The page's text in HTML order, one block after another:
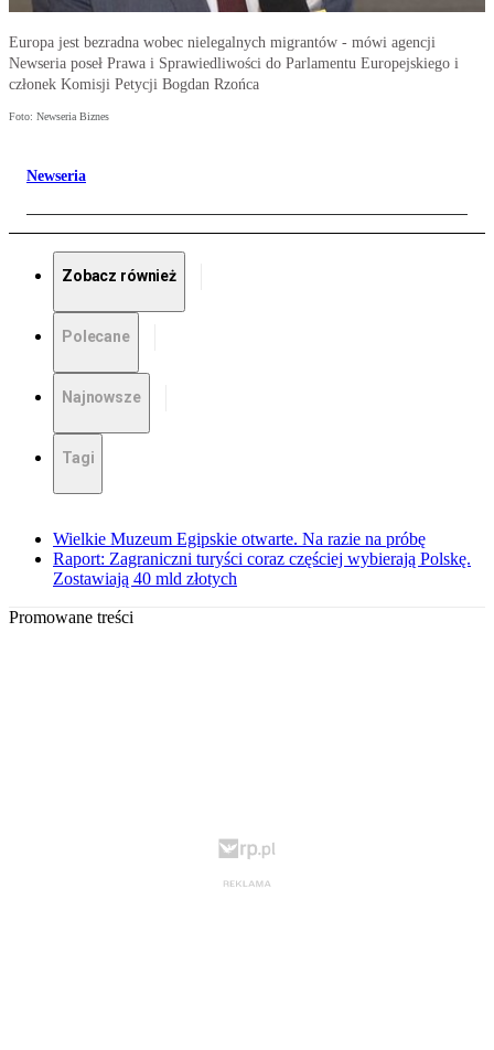
Europa jest bezradna wobec nielegalnych migrantów - mówi agencji
Newseria poseł Prawa i Sprawiedliwości do Parlamentu Europejskiego i
członek Komisji Petycji Bogdan Rzońca
Foto: Newseria Biznes
Newseria
Zobacz również
Polecane
Najnowsze
Tagi
Wielkie Muzeum Egipskie otwarte. Na razie na próbę
Raport: Zagraniczni turyści coraz częściej wybierają Polskę.
Zostawiają 40 mld złotych
Promowane treści